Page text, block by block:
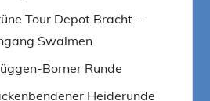
Tour Depot Bracht –
Swalmen
Borner Runde
Heiderunde